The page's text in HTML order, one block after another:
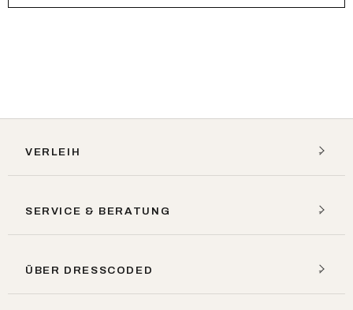
VERLEIH
SERVICE & BERATUNG
ÜBER DRESSCODED